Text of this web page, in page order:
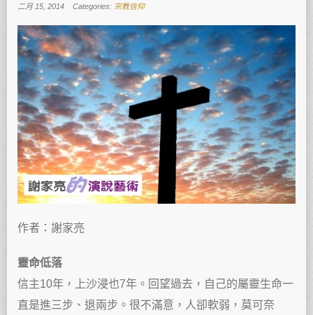
二月 15, 2014 Categories: 宗教信仰
作者：謝家亮
靈命低落
信主10年，上沙浸也7年。回望過去，自己的屬靈生命一
直是進三步、退兩步。很不滿意，人卻軟弱，莫可奈